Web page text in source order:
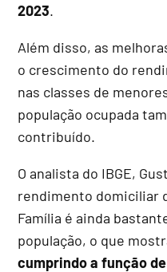
2023.
Além disso, as
o crescimento do
nas classes de
população ocupada
contribuído.
O analista do IBGE,
rendimento domiciliar
Família é ainda
população, o que
cumprindo a função